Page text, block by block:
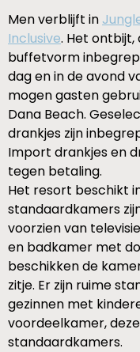
Men verblijft in
Inclusive. Het ontbijt,
buffetvorm
dag en in de avond
mogen gasten
Dana Beach.
drankjes zijn
Import drankjes en
tegen betaling.
Het resort beschikt
standaardkamers
voorzien van
en badkamer met
beschikken de
zitje. Er zijn ruime
gezinnen met
voordeelkamer,
standaardkamers.